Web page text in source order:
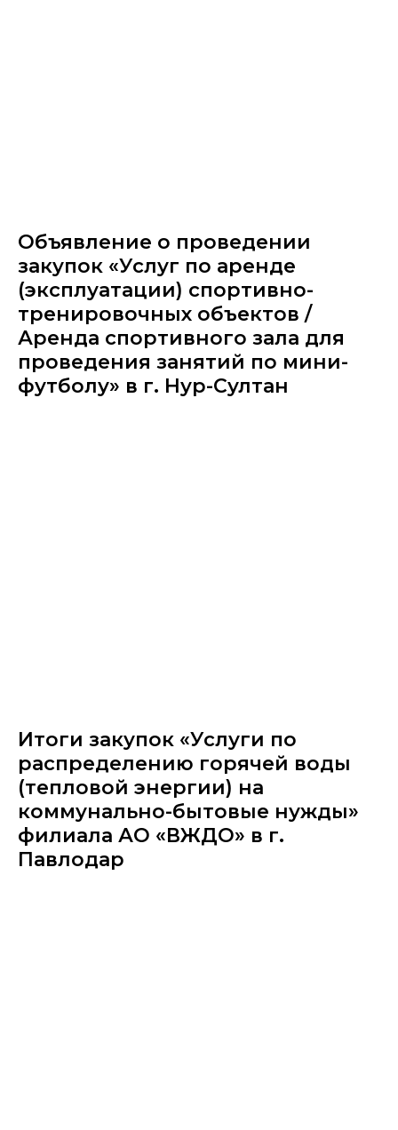
Объявление о проведении
закупок «Услуг по аренде
(эксплуатации) спортивно-
тренировочных объектов /
Аренда спортивного зала для
проведения занятий по мини-
футболу» в г. Нур-Султан
Итоги закупок «Услуги по
распределению горячей воды
(тепловой энергии) на
коммунально-бытовые нужды»
филиала АО «ВЖДО» в г.
Павлодар